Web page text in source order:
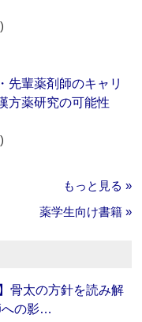
先輩薬剤師のキャリ
方薬研究の可能性
もっと見る »
薬学生向け書籍 »
骨太の方針を読み解
への影…